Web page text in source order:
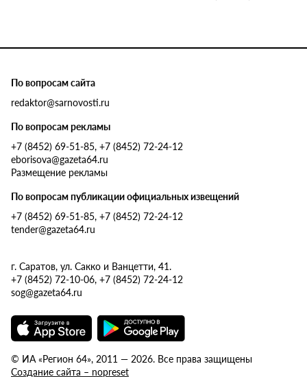
По вопросам сайта
redaktor@sarnovosti.ru
По вопросам рекламы
+7 (8452) 69-51-85, +7 (8452) 72-24-12
eborisova@gazeta64.ru
Размещение рекламы
По вопросам публикации официальных извещений
+7 (8452) 69-51-85, +7 (8452) 72-24-12
tender@gazeta64.ru
г. Саратов, ул. Сакко и Ванцетти, 41.
+7 (8452) 72-10-06, +7 (8452) 72-24-12
sog@gazeta64.ru
© ИА «Регион 64», 2011 — 2026. Все права защищены
Создание сайта – nopreset